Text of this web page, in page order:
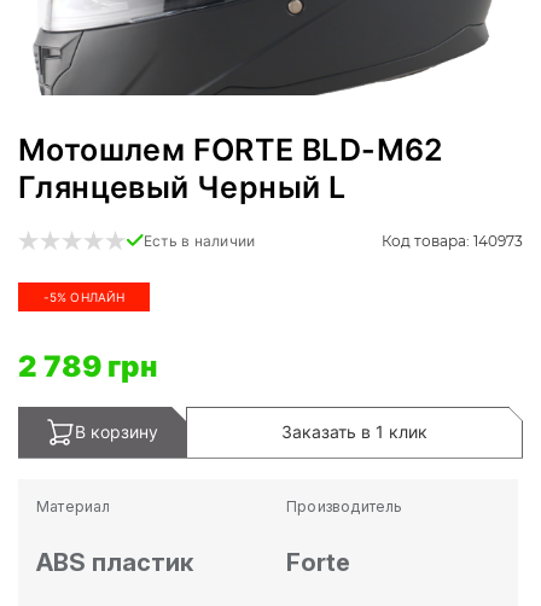
Мотошлем FORTE BLD-M62
Глянцевый Черный L
Есть в наличии Код товара: 140973
-5% ОНЛАЙН
2 789 грн
В корзину Заказать в 1 клик
Материал
ABS пластик
Производитель
Forte